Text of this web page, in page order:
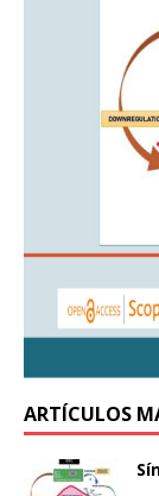
ARTÍCULOS